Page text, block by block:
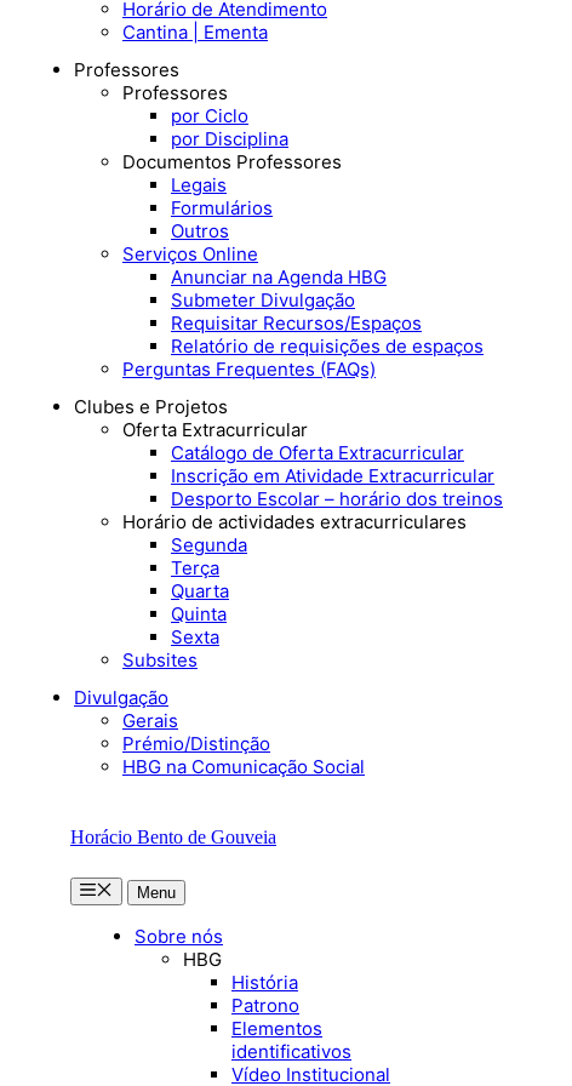
Horário de Atendimento
Cantina | Ementa
Professores
Professores
por Ciclo
por Disciplina
Documentos Professores
Legais
Formulários
Outros
Serviços Online
Anunciar na Agenda HBG
Submeter Divulgação
Requisitar Recursos/Espaços
Relatório de requisições de espaços
Perguntas Frequentes (FAQs)
Clubes e Projetos
Oferta Extracurricular
Catálogo de Oferta Extracurricular
Inscrição em Atividade Extracurricular
Desporto Escolar – horário dos treinos
Horário de actividades extracurriculares
Segunda
Terça
Quarta
Quinta
Sexta
Subsites
Divulgação
Gerais
Prémio/Distinção
HBG na Comunicação Social
Horácio Bento de Gouveia
MenuMenu
Sobre nós
HBG
História
Patrono
Elementos
identificativos
Vídeo Institucional